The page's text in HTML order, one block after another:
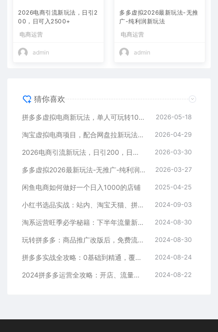
2026电商引流新玩法，日引2
00，日可入2500+
电商运营
admin
多多虚拟2026最新玩法-无推
广-纯利润新玩法
电商运营
admin
猜你喜欢
拼多多虚拟电商新玩法，单人可玩转10家店，零成本、成交快、转化快，单店单日可盈利300+ 2026-05-18
淘宝虚拟电商项目，配合网盘拉新玩法，新手小白轻松月入过万，外面收费1980的项目！ 2026-04-29
2026电商引流新玩法，日引200，日可入2500+ 2026-03-30
多多虚拟2026最新玩法-无推广-纯利润新玩法 2026-03-27
闲鱼电商如何做好一个日入1000的店铺 2025-04-25
小红书选品实战：站内、淘宝天猫、拼多多，多渠道选品策略 2024-09-03
淘系运营旺季必学秘籍：下半年流量新玩法：搜索+推荐全域收割（无水印） 2024-08-30
玩转拼多多：商品推广改版后，免费流量+货损策略打造爆款新法（无水印） 2024-08-30
拼多多实战全攻略：0基础到精通，覆盖选品、运营、推广、起款 2024-08-24
2024拼多多运营全攻略：开店、流量、营销、推广与商品发布技巧（无水印） 2024-08-22